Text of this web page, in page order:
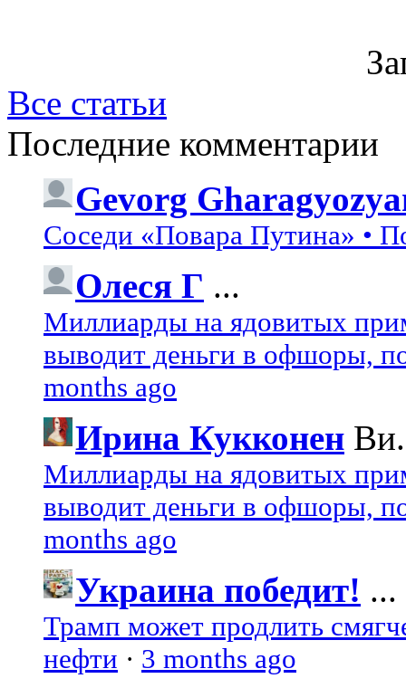
Все статьи
Последние комментарии
Gevorg
Соседи «Повара Путина» •
Олеся Г ...
Миллиарды на ядовитых
выводит деньги в офшоры,
months ago
Ирина Кукконен
Миллиарды на ядовитых
выводит деньги в офшоры,
months ago
Украина победит! ...
Трамп может продлить
нефти · 3 months ago